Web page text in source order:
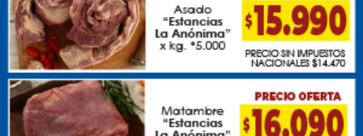
BUEN DÍA CHACABUCO
Feliz domingo para
tod@s